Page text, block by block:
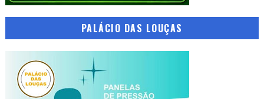
PALÁCIO DAS LOUÇAS